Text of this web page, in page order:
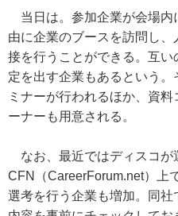
当日は。参加企業が会場内
由に企業のブースを訪問し
接を行うことができる。互
定を出す企業もあるという
ミナーが行われるほか、資
ーナーも用意される。
なお、最近ではディスコが
CFN（CareerForum.net）上
選考を行う企業も増加。同